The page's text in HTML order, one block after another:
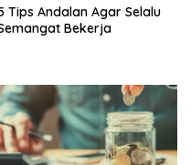
Tips Andalan Agar Selalu
Bekerja